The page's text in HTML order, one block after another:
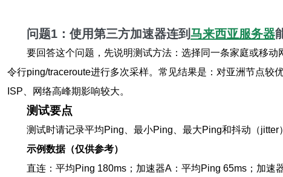
问题1：使用第三方加速器连到马来西亚服务器
要回答这个问题，先说明测试方法：选择同一条家庭或移
令行ping/traceroute进行多次采样。常见结果是：对亚洲节点较
ISP、网络高峰期影响较大。
测试要点
测试时请记录平均Ping、最小Ping、最大Ping和抖动（
示例数据（仅供参考）
直连：平均Ping 180ms；加速器A：平均Ping 65ms；加速